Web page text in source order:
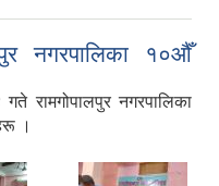
नगरपालिका १०औँ
रामगोपालपुर नगरपालिका
।